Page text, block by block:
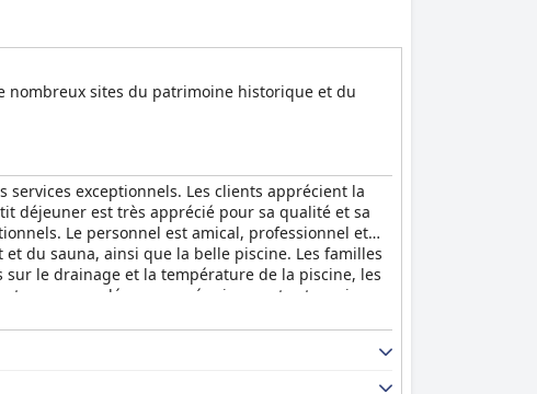
nombreux sites du patrimoine historique et du
exceptionnels. Les clients apprécient la
déjeuner est très apprécié pour sa qualité et sa
Le personnel est amical, professionnel et
du sauna, ainsi que la belle piscine. Les familles
le drainage et la température de la piscine, les
recommandé pour ses équipements et services
Dans l'ensemble, le